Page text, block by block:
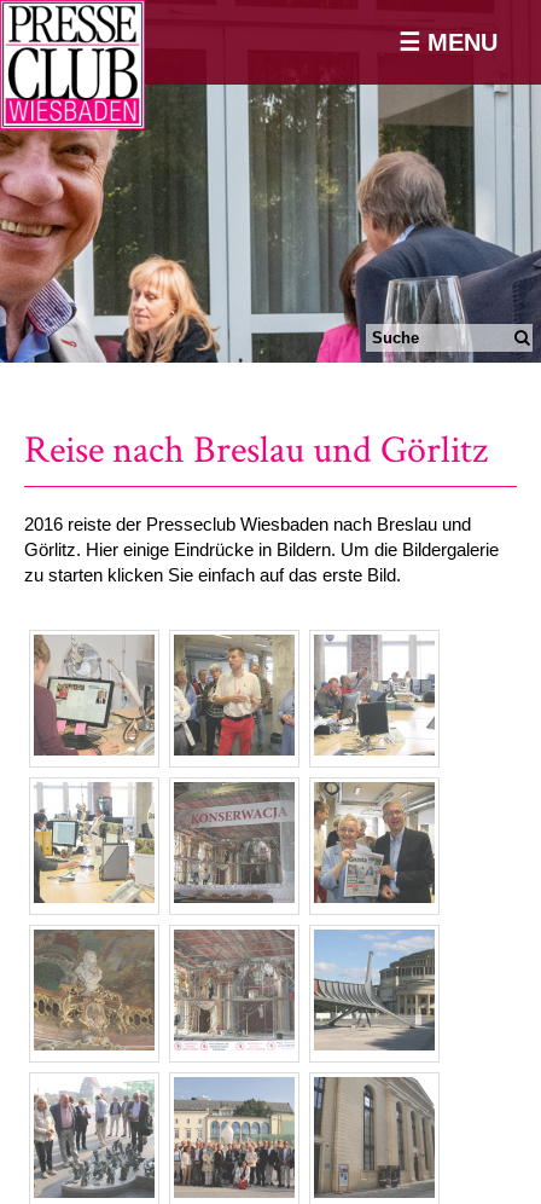
☰ MENU
Reise nach Breslau und Görlitz
2016 reiste der Presseclub Wiesbaden nach Breslau und
Görlitz. Hier einige Eindrücke in Bildern. Um die Bildergalerie
zu starten klicken Sie einfach auf das erste Bild.